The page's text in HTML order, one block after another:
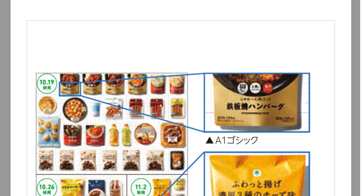
裏面）